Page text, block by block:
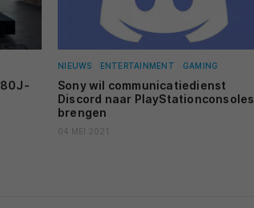
NIEUWS ENTERTAINMENT GAMING
Sony wil communicatiedienst
Discord naar PlayStationconsoles
brengen
04 MEI 2021